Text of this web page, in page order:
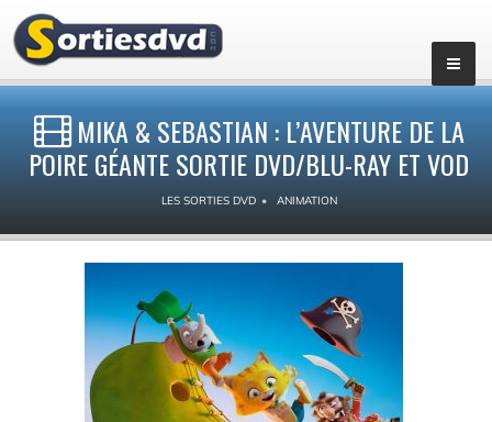
MIKA & SEBASTIAN : L’AVENTURE DE LA
POIRE GÉANTE SORTIE DVD/BLU-RAY ET VOD
LES SORTIES DVD ANIMATION